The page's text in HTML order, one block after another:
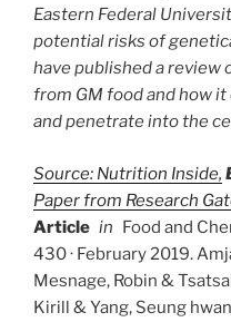
Eastern Federal
potential risks of
have published a review
from GM food and how
and penetrate into the
Source: Nutrition Inside,
Paper from Research
Article in Food and
430 · February 2019.
Mesnage, Robin &
Kirill & Yang, Seung